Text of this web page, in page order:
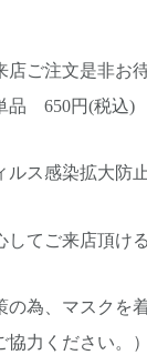
店ご注文是非お
品 650円(税込
ルス感染拡大防
してご来店頂け
の為、マスク
力ください。）